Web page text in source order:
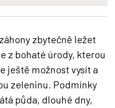
zbytečně ležet
z bohaté úrody, kterou
ještě možnost vysít a
zeleninu. Podmínky
půda, dlouhé dny,